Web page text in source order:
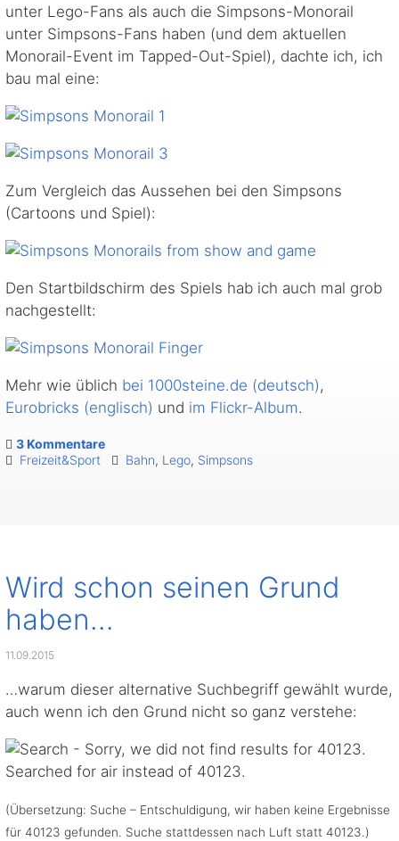
unter Lego-Fans als auch die Simpsons-Monorail
unter Simpsons-Fans haben (und dem aktuellen
Monorail-Event im Tapped-Out-Spiel), dachte ich, ich
bau mal eine:
Zum Vergleich das Aussehen bei den Simpsons
(Cartoons und Spiel):
Den Startbildschirm des Spiels hab ich auch mal grob
nachgestellt:
Mehr wie üblich bei 1000steine.de (deutsch),
Eurobricks (englisch) und im Flickr-Album.
3 Kommentare
Freizeit&Sport
Bahn, Lego, Simpsons
Wird schon seinen Grund
haben…
11.09.2015
…warum dieser alternative Suchbegriff gewählt wurde,
auch wenn ich den Grund nicht so ganz verstehe:
(Übersetzung: Suche – Entschuldigung, wir haben keine Ergebnisse
für 40123 gefunden. Suche stattdessen nach Luft statt 40123.)